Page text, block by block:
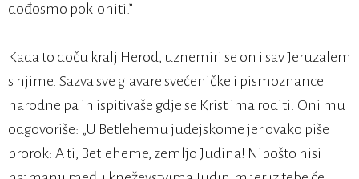
dođosmo pokloniti.”
Kada to doču kralj Herod, uznemiri se on i sav Jeruzalem
s njime. Sazva sve glavare svećeničke i pismoznance
narodne pa ih ispitivaše gdje se Krist ima roditi. Oni mu
odgovoriše: „U Betlehemu judejskome jer ovako piše
prorok: A ti, Betleheme, zemljo Judina! Nipošto nisi